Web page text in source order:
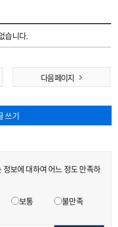
습니다.
다음 페이지
쓰기
보에 대하여 어느 정도 만족하
보통
불만족